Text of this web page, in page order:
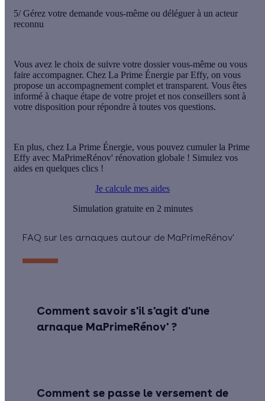
5/ Gérez votre demande vous-même ou déléguer à un acteur
reconnu
Vous avez le choix de suivre votre dossier vous-même ou vous
faire accompagner. Chez La Prime Énergie par Effy, on vous
propose un accompagnement complet et transparent. Vous êtes
informé à chaque étape de votre projet et nos conseillers sont à
votre disposition pour répondre à toutes vos questions.
En plus, chez La Prime Énergie, vous pouvez cumuler la Prime
Effy avec MaPrimeRénov' rénovation globale ! Simulez vos
aides en quelques clics !
Je calcule mes aides
Simulation gratuite en 2 minutes
FAQ sur les arnaques autour de MaPrimeRénov'
Comment savoir s'il s'agit d'une
arnaque MaPrimeRénov' ?
Comment se passe le versement de